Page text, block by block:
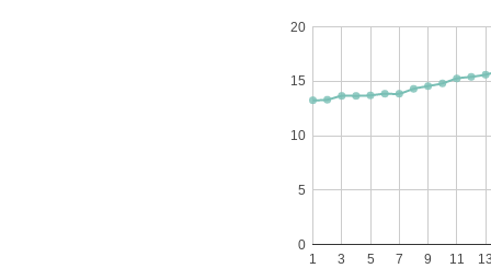
1 3 5 7 9 11
0
5
10
15
20